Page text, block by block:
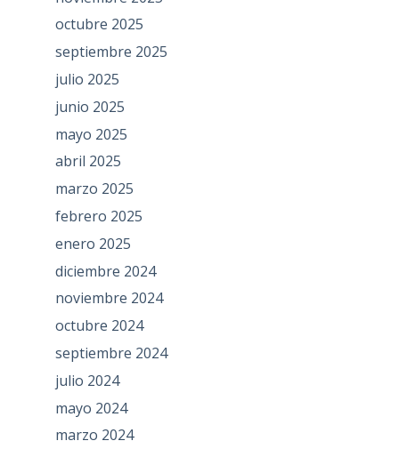
octubre 2025
septiembre 2025
julio 2025
junio 2025
mayo 2025
abril 2025
marzo 2025
febrero 2025
enero 2025
diciembre 2024
noviembre 2024
octubre 2024
septiembre 2024
julio 2024
mayo 2024
marzo 2024